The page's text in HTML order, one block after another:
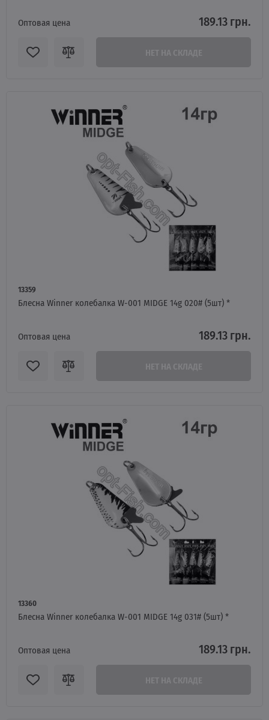
Оптовая цена 189.13 грн.
13359
Блесна Winner колебалка W-001 MIDGE 14g 020# (5шт) *
Оптовая цена 189.13 грн.
13360
Блесна Winner колебалка W-001 MIDGE 14g 031# (5шт) *
Оптовая цена 189.13 грн.